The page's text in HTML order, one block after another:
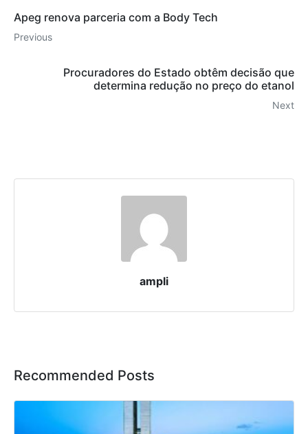
Apeg renova parceria com a Body Tech
Previous
Procuradores do Estado obtêm decisão que
determina redução no preço do etanol
Next
ampli
Recommended Posts